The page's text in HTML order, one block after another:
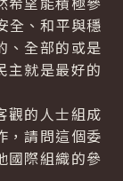
全、和平與穩
、全部的或是
主就是最好的
的人士組成
，請問這個委
國際組織的參